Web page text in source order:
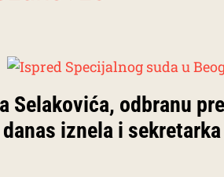
Selakovića, odbranu
danas iznela i